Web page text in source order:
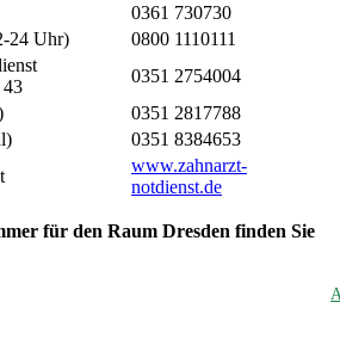
0361 730730
24 Uhr)
0800 1110111
0351 2754004
0351 2817788
0351 8384653
www.zahnarzt-
notdienst.de
für den Raum Dres­den fin­den Sie